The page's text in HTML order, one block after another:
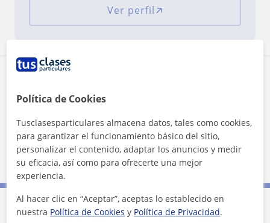
Ver perfil
Sant Joan D'Alacant
San Vicente del Raspeig
Mutxamel
Alicante (Ciudad)
Política de Cookies
Tusclasesparticulares almacena datos, tales como cookies,
para garantizar el funcionamiento básico del sitio,
personalizar el contenido, adaptar los anuncios y medir
su eficacia, así como para ofrecerte una mejor
experiencia.
Al hacer clic en “Aceptar”, aceptas lo establecido en
nuestra Política de Cookies y Política de Privacidad.